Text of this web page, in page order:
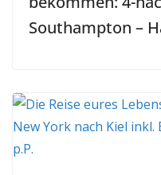
Southampton –